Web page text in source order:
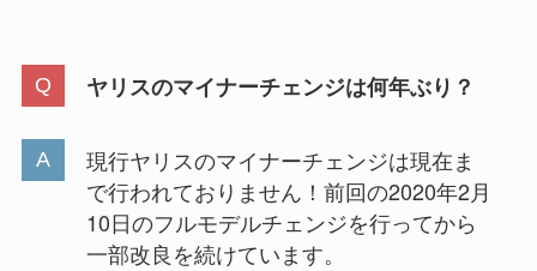
ヤリスのマイナーチェンジは何年ぶり？
現行ヤリスのマイナーチェンジは現在ま
で行われておりません！前回の2020年2月
10日のフルモデルチェンジを行ってから
一部改良を続けています。